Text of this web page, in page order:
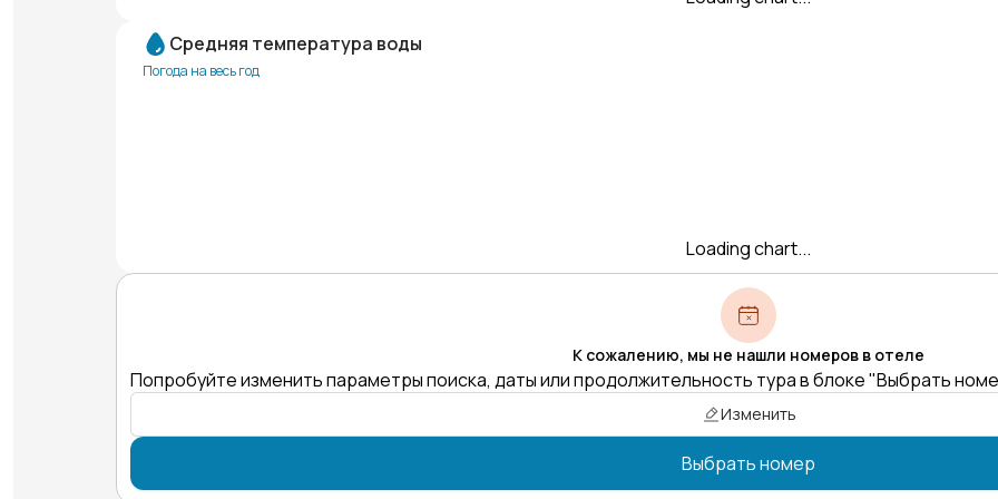
Средняя температура воды
Погода на весь год
Loading chart...
К сожалению, мы не нашли номеров в отеле
Попробуйте изменить параметры поиска, даты или продолжительность тура в блоке "Выбрать
Изменить
Выбрать номер